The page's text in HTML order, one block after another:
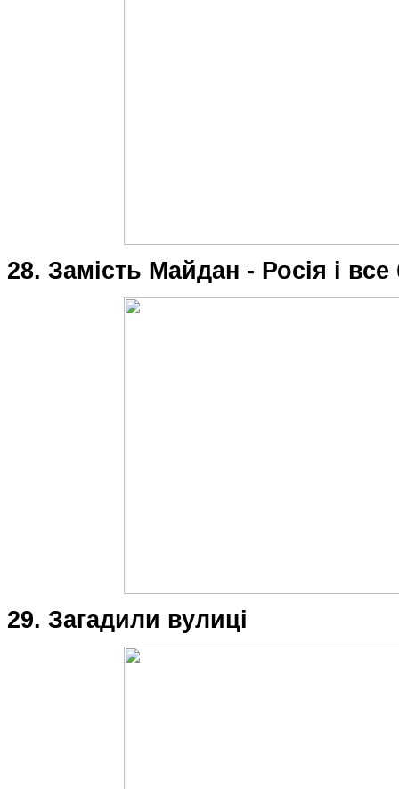
28. Замість Майдан - Росія і
29. Загадили вулиці